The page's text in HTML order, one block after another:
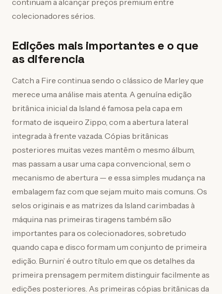
continuam a alcançar preços premium entre
colecionadores sérios.
Edições mais importantes e o que
as diferencia
Catch a Fire continua sendo o clássico de Marley que
merece uma análise mais atenta. A genuína edição
britânica inicial da Island é famosa pela capa em
formato de isqueiro Zippo, com a abertura lateral
integrada à frente vazada. Cópias britânicas
posteriores muitas vezes mantêm o mesmo álbum,
mas passam a usar uma capa convencional, sem o
mecanismo de abertura — e essa simples mudança na
embalagem faz com que sejam muito mais comuns. Os
selos originais e as matrizes da Island carimbadas à
máquina nas primeiras tiragens também são
importantes para os colecionadores, sobretudo
quando capa e disco formam um conjunto de primeira
edição. Burnin’ é outro título em que os detalhes da
primeira prensagem permitem distinguir facilmente as
edições posteriores. As primeiras cópias britânicas da